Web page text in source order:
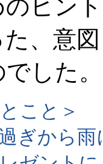
ヒン
、意
した。
こと＞
ぎから